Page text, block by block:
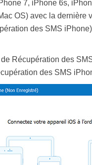
7, iPhone 6s,
OS) avec la dernière
des SMS iPhone)
Récupération des
des SMS